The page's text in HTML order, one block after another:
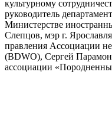
культурному
руководитель
Министерстве
Слепцов, мэр г.
правления Ассоциации
(BDWO), Сергей
ассоциации